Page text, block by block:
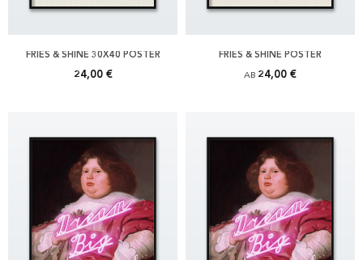
FRIES & SHINE 30X40 POSTER
24,00 €
FRIES & SHINE POSTER
AB 24,00 €